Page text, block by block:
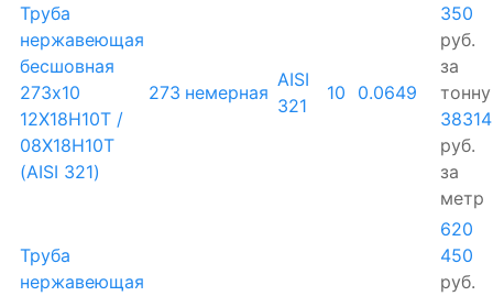
Труба
нержавеющая
бесшовная
273х10
12Х18Н10Т /
08Х18Н10Т
(AISI 321)
273 немерная
AISI
321
10 0.0649
350
руб.
за
тонну
38314
руб.
за
метр
Труба
нержавеющая
620
450
руб.